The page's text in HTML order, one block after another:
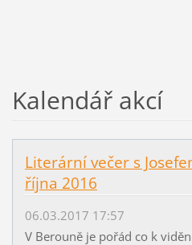
Kalendář akcí
Literární večer s
října 2016
06.03.2017 17:57
V Berouně je pořád co k